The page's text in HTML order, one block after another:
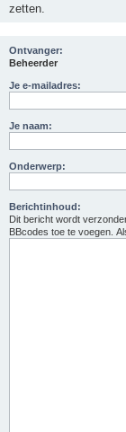
zetten.
Ontvanger:
Beheerder
Je e-mailadres:
Je naam:
Onderwerp:
Berichtinhoud:
Dit bericht wordt
BBcodes toe te voegen.